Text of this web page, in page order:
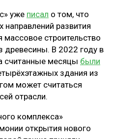
уже писал о том, что
направлений развития
массовое строительство
В 2022 году в
считанные месяцы были
здания из
может считаться
отрасли.
комплекса»
открытия нового